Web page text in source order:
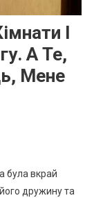
І
А Те,
Мене
була вкрай
дружину та